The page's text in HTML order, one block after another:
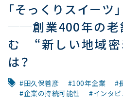
「そっくりスイーツ
──創業400年の老
む “新しい地域密
は？
田久保善彦 100年企業
企業の持続可能性
インタビ